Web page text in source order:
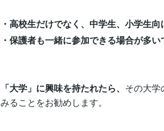
・高校生だけでなく、中学生、小学生
・保護者も一緒に参加できる場合が多い
「大学」に興味を持たれたら、 その大学
みることをお勧めします。